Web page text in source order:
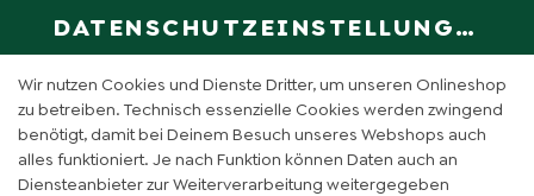
DATENSCHUTZEINSTELLUNGEN
Wir nutzen Cookies und Dienste Dritter, um unseren Onlineshop
zu betreiben. Technisch essenzielle Cookies werden zwingend
benötigt, damit bei Deinem Besuch unseres Webshops auch
alles funktioniert. Je nach Funktion können Daten auch an
Diensteanbieter zur Weiterverarbeitung weitergegeben
DE
INGWER ORANGE (0,4L)